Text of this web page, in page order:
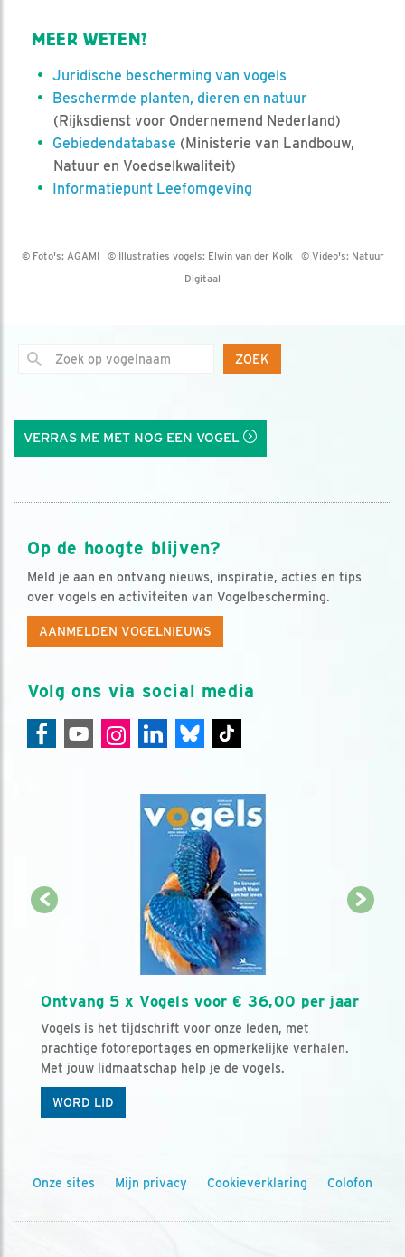
MEER WETEN?
Juridische bescherming van vogels
Beschermde planten, dieren en natuur
(Rijksdienst voor Ondernemend Nederland)
Gebiedendatabase (Ministerie van Landbouw,
Natuur en Voedselkwaliteit)
Informatiepunt Leefomgeving
© Foto's: AGAMI© Illustraties vogels: Elwin van der Kolk© Video's: Natuur
Digitaal
ZOEK
VERRAS ME MET NOG EEN VOGEL
Op de hoogte blijven?
Meld je aan en ontvang nieuws, inspiratie, acties en tips
over vogels en activiteiten van Vogelbescherming.
AANMELDEN VOGELNIEUWS
Volg ons via social media
Ontvang 5 x Vogels voor € 36,00 per jaar
Vogels is het tijdschrift voor onze leden, met
prachtige fotoreportages en opmerkelijke verhalen.
Met jouw lidmaatschap help je de vogels.
WORD LID
Onze sites Mijn privacy Cookieverklaring Colofon